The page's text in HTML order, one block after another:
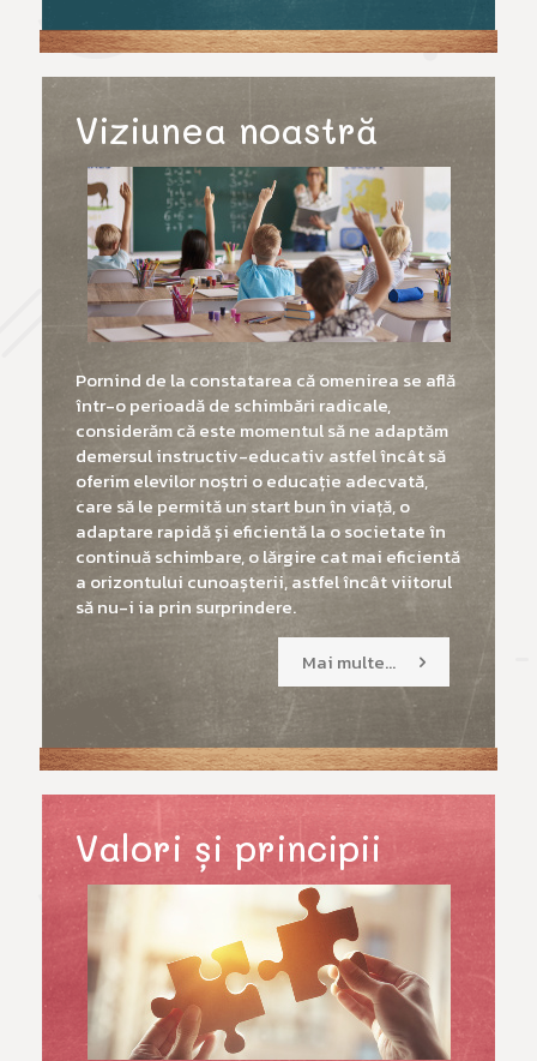
Viziunea noastră
Pornind de la constatarea că omenirea se află
într-o perioadă de schimbări radicale,
considerăm că este momentul să ne adaptăm
demersul instructiv-educativ astfel încât să
oferim elevilor noștri o educație adecvată,
care să le permită un start bun în viață, o
adaptare rapidă și eficientă la o societate în
continuă schimbare, o lărgire cat mai eficientă
a orizontului cunoașterii, astfel încât viitorul
să nu-i ia prin surprindere.
Mai multe...
Valori şi principii